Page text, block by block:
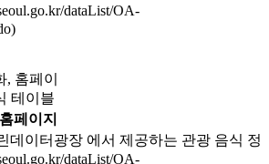
dataList/OA-
홈페이
테이블
홈페이지
데이터광장 에서 제공하는 관광 음식 정
dataList/OA-